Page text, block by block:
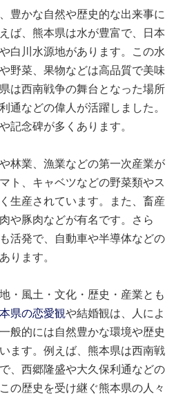
豊かな自然や歴史的な出来事に
ば、熊本県は水が豊富で、日本
白川水源地があります。この水
野菜、果物などは高品質で美味
は西南戦争の舞台となった場所
通などの偉人が活躍しました。
記念碑が多くあります。
林業、漁業などの第一次産業が
ト、キャベツなどの野菜類やス
生産されています。また、畜産
や豚肉などが有名です。さら
活発で、自動車や半導体などの
ります。
・風土・文化・歴史・産業とも
県の恋愛観や結婚観は、人によ
般的には自然豊かな環境や歴史
ます。例えば、熊本県は西南戦
、西郷隆盛や大久保利通などの
の歴史を受け継ぐ熊本県の人々